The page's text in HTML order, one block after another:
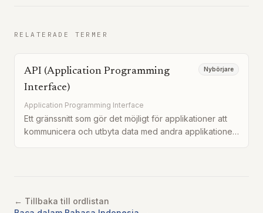
RELATERADE TERMER
API (Application Programming
Interface)
Nybörjare
Application Programming Interface
Ett gränssnitt som gör det möjligt för applikationer att
kommunicera och utbyta data med andra applikationer
← Tillbaka till ordlistan